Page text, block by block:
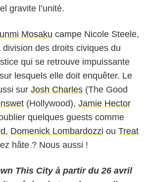
gravite l’unité.
Mosaku campe Nicole Steele,
des droits civiques du
qui se retrouve impuissante
lesquels elle doit enquêter. Le
sur Josh Charles (The Good
(Hollywood), Jamie Hector
quelques guests comme
, Domenick Lombardozzi ou Treat
hâte ? Nous aussi !
This City à partir du 26 avril